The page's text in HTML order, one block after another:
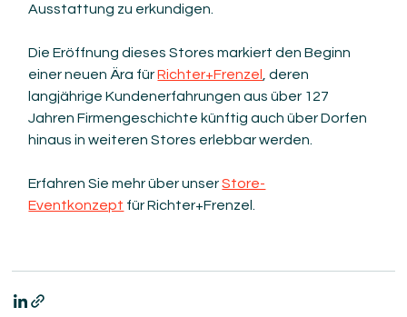
Ausstattung zu erkundigen.
Die Eröffnung dieses Stores markiert den Beginn
einer neuen Ära für Richter+Frenzel
, deren
langjährige Kundenerfahrungen aus über 127
Jahren Firmengeschichte künftig auch über Dorfen
hinaus in weiteren Stores erlebbar werden.
Erfahren Sie mehr über unser Store-
Eventkonzept für Richter+Frenzel.